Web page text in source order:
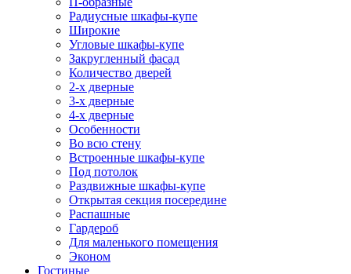
Радиусные шкафы-купе
Широкие
Угловые шкафы-купе
Закругленный фасад
Количество дверей
2-х дверные
3-х дверные
4-х дверные
Особенности
Во всю стену
Встроенные шкафы-купе
Под потолок
Раздвижные шкафы-купе
Открытая секция посередине
Распашные
Гардероб
Для маленького помещения
Эконом
Гостиные